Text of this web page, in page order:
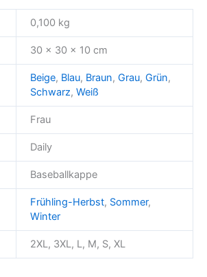
0,100 kg
30 × 30 × 10 cm
Beige, Blau, Braun, Grau, Grün,
Schwarz, Weiß
Frau
Daily
Baseballkappe
Frühling-Herbst, Sommer,
Winter
2XL, 3XL, L, M, S, XL